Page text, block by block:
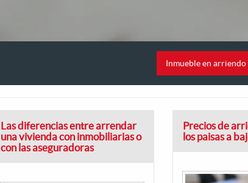
Inmueble en arriendo
Las diferencias entre arrendar
una vivienda con inmobiliarias o
con las aseguradoras
Precios de
los paisas a